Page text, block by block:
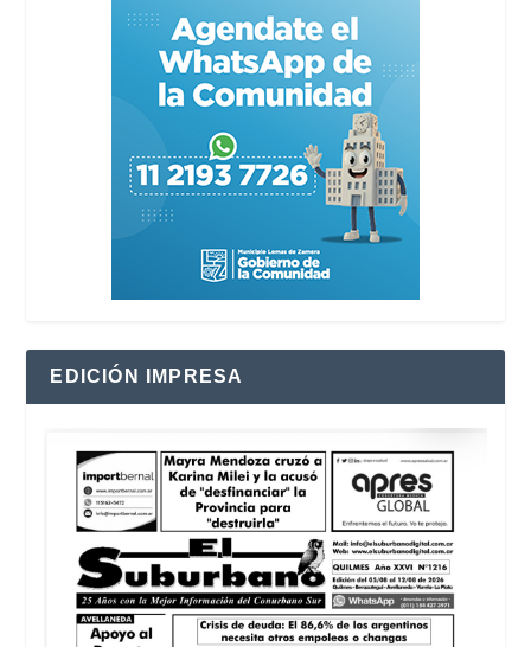
EDICIÓN IMPRESA